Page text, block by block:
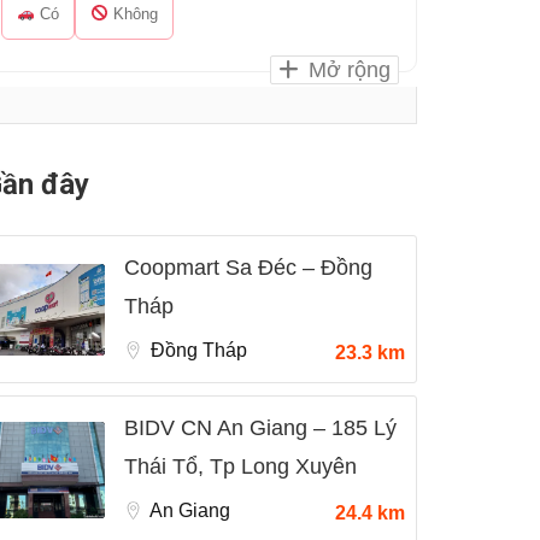
Có Không
Mở rộng
đây
Coopmart Sa Đéc – Đồng
Tháp
Đồng Tháp 23.3 km
BIDV CN An Giang – 185 Lý
Thái Tổ, Tp Long Xuyên
An Giang 24.4 km